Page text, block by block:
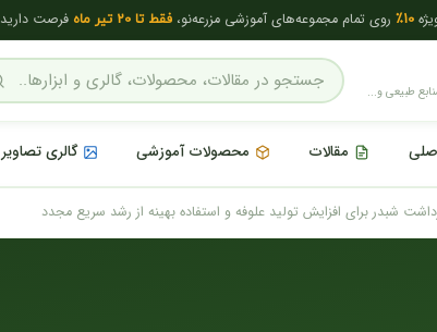
10٪ روی تمام مجموعه‌های آموزشی مزرعه‌نو، فقط تا 20 تیر ماه فرصت
طبیعی و...
مقالات محصولات آموزشی گالری تصاویر
شبدر برای افزایش تولید علوفه و استفاده بهینه از رشد سریع مجدد